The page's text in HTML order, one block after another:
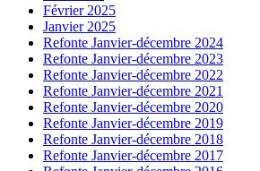
Février 2025
Janvier 2025
Refonte Janvier-décembre 2024
Refonte Janvier-décembre 2023
Refonte Janvier-décembre 2022
Refonte Janvier-décembre 2021
Refonte Janvier-décembre 2020
Refonte Janvier-décembre 2019
Refonte Janvier-décembre 2018
Refonte Janvier-décembre 2017